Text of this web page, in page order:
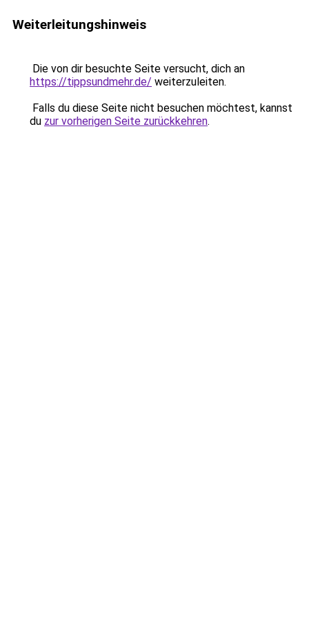
Weiterleitungshinweis
Die von dir besuchte Seite versucht, dich an
https://tippsundmehr.de/ weiterzuleiten.
Falls du diese Seite nicht besuchen möchtest, kannst
du zur vorherigen Seite zurückkehren.